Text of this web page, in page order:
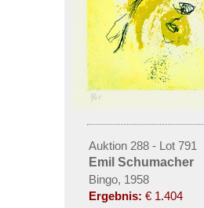
Auktion 288 - Lot 791
Emil Schumacher
Bingo, 1958
Ergebnis: € 1.404